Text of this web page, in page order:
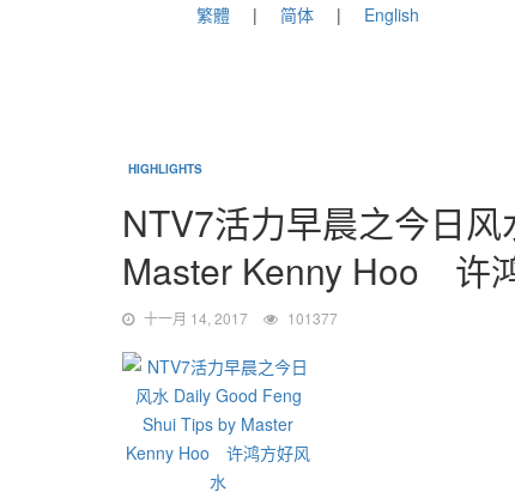
繁體 简体 English
HIGHLIGHTS
NTV7活力早晨之今日
Master Kenny Hoo 许
十一月 14, 2017 101377